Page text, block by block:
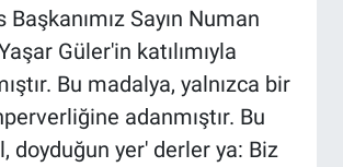
Sayın Numan
Güler'in katılımıyla
Bu madalya, yalnızca bir
adanmıştır. Bu
doyduğun yer' derler ya: Biz